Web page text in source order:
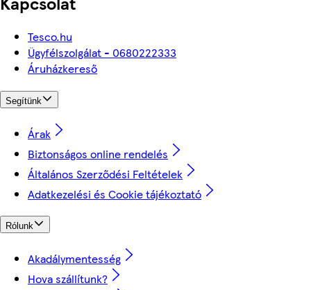
Tesco.hu
Ügyfélszolgálat - 0680222333
Áruházkereső
Segítünk
Árak
Biztonságos online rendelés
Általános Szerződési Feltételek
Adatkezelési és Cookie tájékoztató
Rólunk
Akadálymentesség
Hova szállítunk?